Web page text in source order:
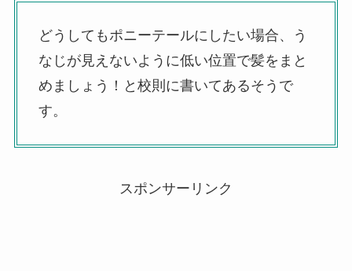
どうしてもポニーテールにしたい場合、う
なじが見えないように低い位置で髪をまと
めましょう！と校則に書いてあるそうで
す。
スポンサーリンク